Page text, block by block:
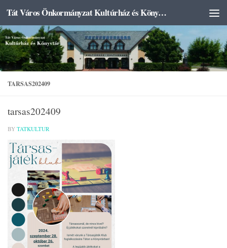
Skip to content Tát Város Önkormányzat Kultúrház és Könyvtár
TARSAS202409
tarsas202409
BY TATKULTUR